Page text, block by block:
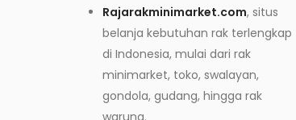
Rajarakminimarket.com, situs
belanja kebutuhan rak terlengkap
di Indonesia, mulai dari rak
minimarket, toko, swalayan,
gondola, gudang, hingga rak
warung.